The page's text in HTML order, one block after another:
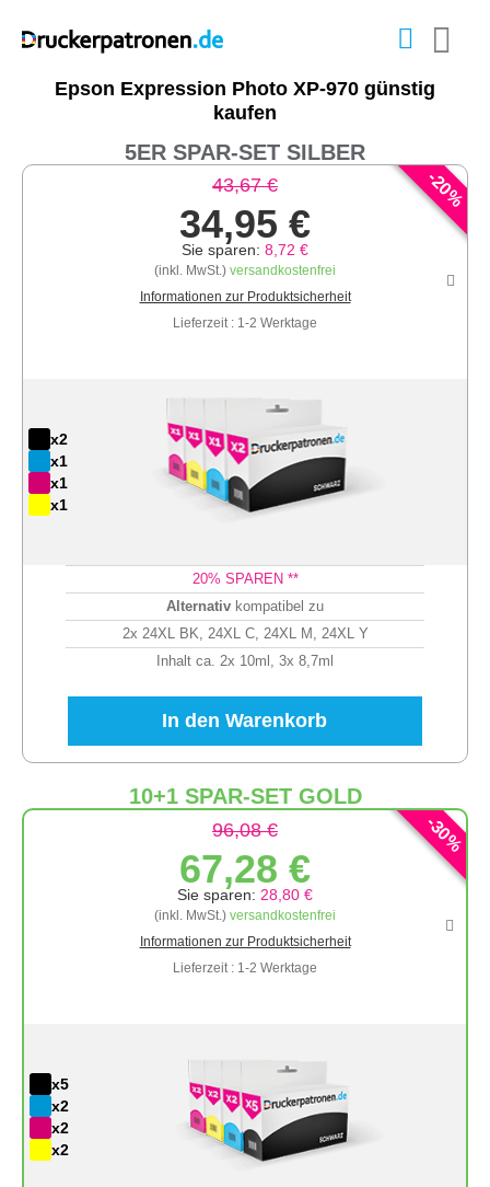
Epson Expression Photo XP-970 günstig
kaufen
5ER SPAR-SET SILBER
-
20
%
43,67 €
34,95 €
Sie sparen: 8,72 €
(inkl. MwSt.) versandkostenfrei
Informationen zur Produktsicherheit
Lieferzeit : 1-2 Werktage
x2
x1
x1
x1
20% SPAREN **
Alternativ kompatibel zu
2x 24XL BK, 24XL C, 24XL M, 24XL Y
Inhalt ca. 2x 10ml, 3x 8,7ml
In den Warenkorb
10+1 SPAR-SET GOLD
-
30
%
96,08 €
67,28 €
Sie sparen: 28,80 €
(inkl. MwSt.) versandkostenfrei
Informationen zur Produktsicherheit
Lieferzeit : 1-2 Werktage
x5
x2
x2
x2